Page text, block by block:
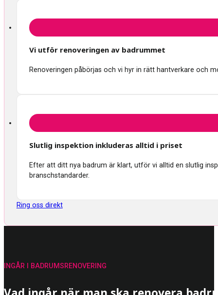
Vi utför renoveringen av badrummet
Renoveringen påbörjas och vi hyr in rätt hantverkare och
Slutlig inspektion inkluderas alltid i priset
Efter att ditt nya badrum är klart, utför vi alltid en slutlig
branschstandarder.
Ring oss direkt
INGÅR I BADRUMSRENOVERING